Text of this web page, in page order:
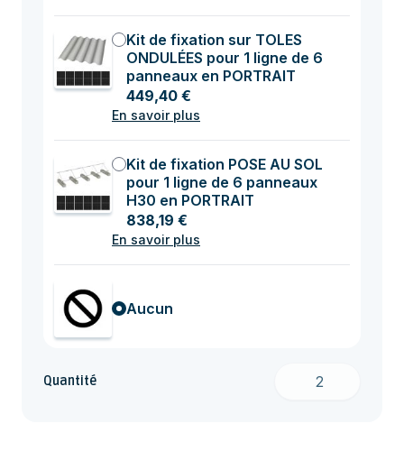
Kit de fixation sur TOLES
ONDULÉES pour 1 ligne de 6
panneaux en PORTRAIT
449,40 €
En savoir plus
Kit de fixation POSE AU SOL
pour 1 ligne de 6 panneaux
H30 en PORTRAIT
838,19 €
En savoir plus
Aucun
Quantité